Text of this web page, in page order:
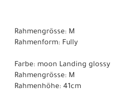
Rahmengrösse: M
Rahmenform: Fully
Farbe: moon Landing glossy
Rahmengrösse: M
Rahmenhöhe: 41cm